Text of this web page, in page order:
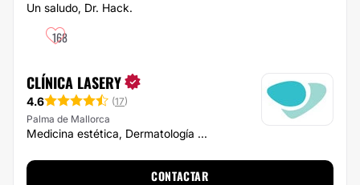
Un saludo, Dr. Hack.
168
CLÍNICA LASERY
4.6 (17)
Palma de Mallorca
Medicina estética, Dermatología ...
CONTACTAR